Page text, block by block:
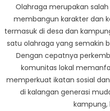
Olahraga merupakan
membangun karakter dan
termasuk di desa dan
satu olahraga yang semakin
Dengan cepatnya
komunitas lokal
memperkuat ikatan sosial
di kalangan generasi
kampung,